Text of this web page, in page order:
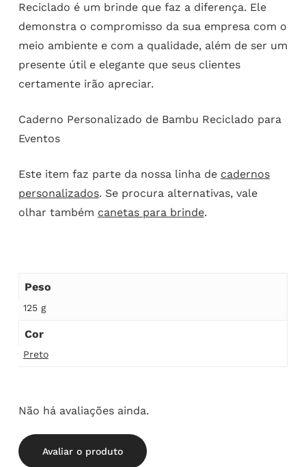
Reciclado é um brinde que faz a diferença. Ele
demonstra o compromisso da sua empresa com o
meio ambiente e com a qualidade, além de ser um
presente útil e elegante que seus clientes
certamente irão apreciar.
Caderno Personalizado de Bambu Reciclado para
Eventos
Este item faz parte da nossa linha de cadernos
personalizados. Se procura alternativas, vale
olhar também canetas para brinde.
Peso
125 g
Cor
Preto
Não há avaliações ainda.
Avaliar o produto